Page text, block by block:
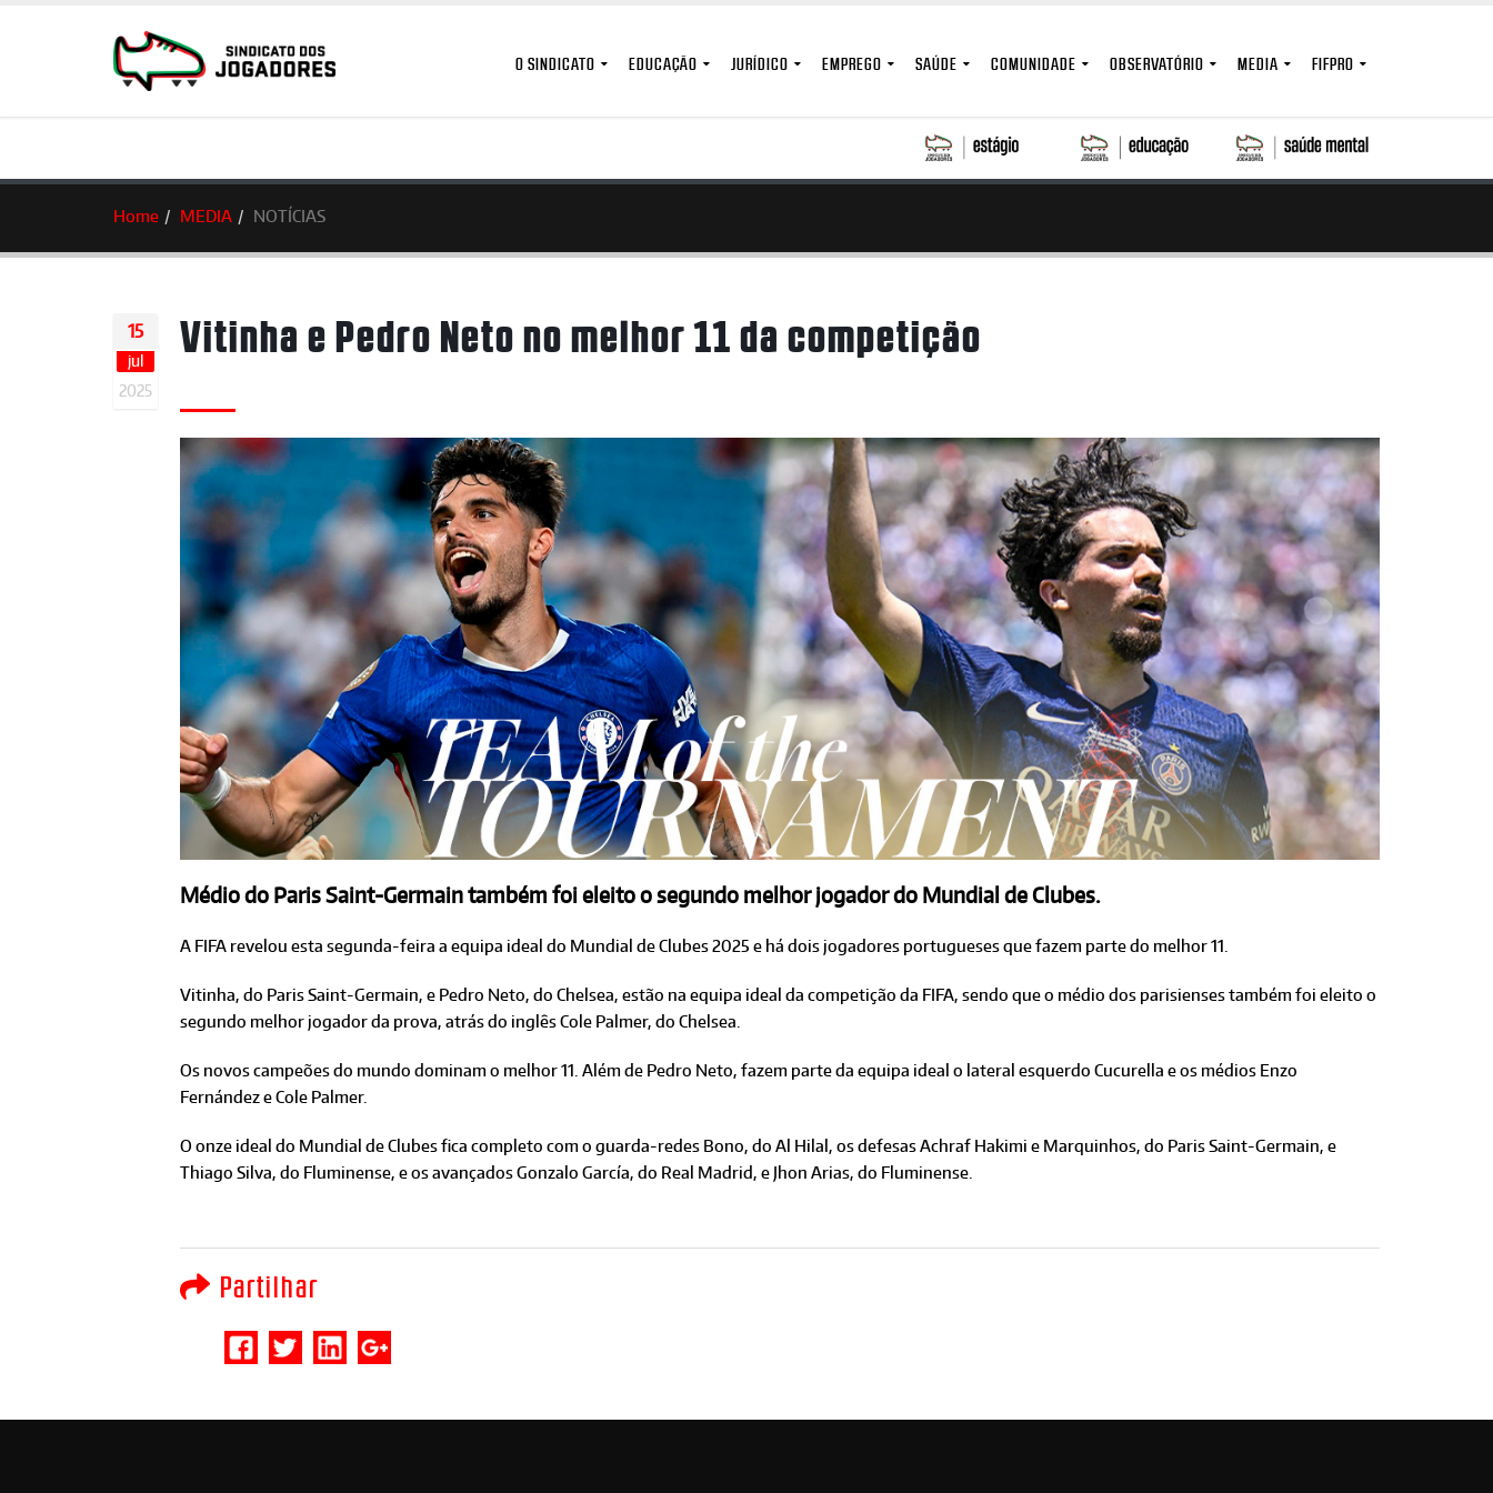
O SINDICATO EDUCAÇÃO JURÍDICO EMPREGO SAÚDE COMUNIDADE OBSERVATÓRIO MEDIA FIFPRO
Home MEDIA NOTÍCIAS
15
jul
2025
Vitinha e Pedro Neto no melhor 11 da competição
Médio do Paris Saint-Germain também foi eleito o segundo melhor jogador do Mundial de Clubes.
A FIFA revelou esta segunda-feira a equipa ideal do Mundial de Clubes 2025 e há dois jogadores portugueses que fazem parte do melhor 11.
Vitinha, do Paris Saint-Germain, e Pedro Neto, do Chelsea, estão na equipa ideal da competição da FIFA, sendo que o médio dos parisienses também foi eleito o
segundo melhor jogador da prova, atrás do inglês Cole Palmer, do Chelsea.
Os novos campeões do mundo dominam o melhor 11. Além de Pedro Neto, fazem parte da equipa ideal o lateral esquerdo Cucurella e os médios Enzo
Fernández e Cole Palmer.
O onze ideal do Mundial de Clubes fica completo com o guarda-redes Bono, do Al Hilal, os defesas Achraf Hakimi e Marquinhos, do Paris Saint-Germain, e
Thiago Silva, do Fluminense, e os avançados Gonzalo García, do Real Madrid, e Jhon Arias, do Fluminense.
Partilhar